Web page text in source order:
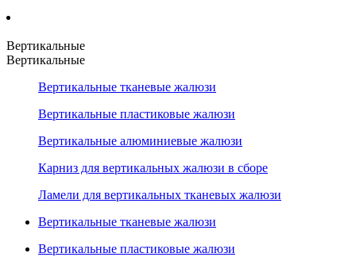
Вертикальные
Вертикальные
Вертикальные тканевые жалюзи
Вертикальные пластиковые жалюзи
Вертикальные алюминиевые жалюзи
Карниз для вертикальных жалюзи в сборе
Ламели для вертикальных тканевых жалюзи
Вертикальные тканевые жалюзи
Вертикальные пластиковые жалюзи